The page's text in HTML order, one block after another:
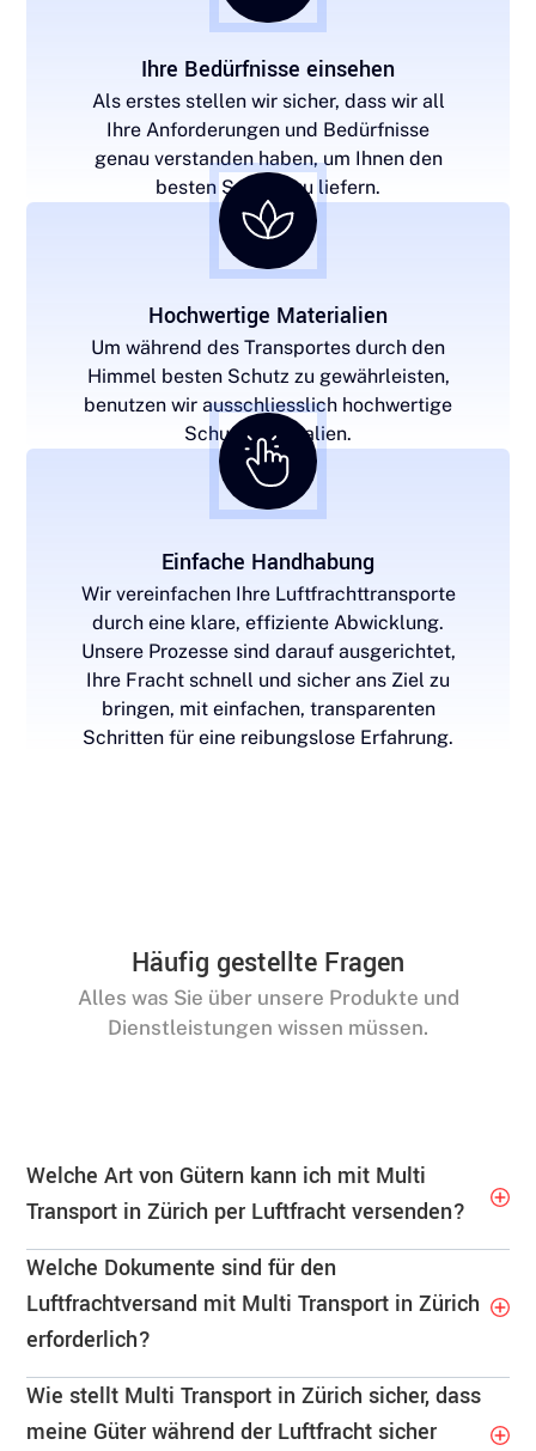
Ihre Bedürfnisse einsehen
Als erstes stellen wir sicher, dass wir all
Ihre Anforderungen und Bedürfnisse
genau verstanden haben, um Ihnen den
besten Service zu liefern.
Hochwertige Materialien
Um während des Transportes durch den
Himmel besten Schutz zu gewährleisten,
benutzen wir ausschliesslich hochwertige
Schutzmaterialien.
Einfache Handhabung
Wir vereinfachen Ihre Luftfrachttransporte
durch eine klare, effiziente Abwicklung.
Unsere Prozesse sind darauf ausgerichtet,
Ihre Fracht schnell und sicher ans Ziel zu
bringen, mit einfachen, transparenten
Schritten für eine reibungslose Erfahrung.
Häufig gestellte Fragen
Alles was Sie über unsere Produkte und
Dienstleistungen wissen müssen.
Welche Art von Gütern kann ich mit Multi
Transport in Zürich per Luftfracht versenden?
Welche Dokumente sind für den
Luftfrachtversand mit Multi Transport in Zürich
erforderlich?
Wie stellt Multi Transport in Zürich sicher, dass
meine Güter während der Luftfracht sicher